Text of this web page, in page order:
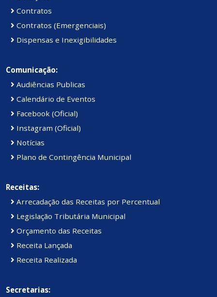
Contratos
Contratos (Emergenciais)
Dispensas e Inexigibilidades
Comunicação:
Audiências Publicas
Calendário de Eventos
Facebook (Oficial)
Instagram (Oficial)
Notícias
Plano de Contingência Municipal
Receitas:
Arrecadação das Receitas por Percentual
Legislação Tributária Municipal
Orçamento das Receitas
Receita Lançada
Receita Realizada
Secretarias: